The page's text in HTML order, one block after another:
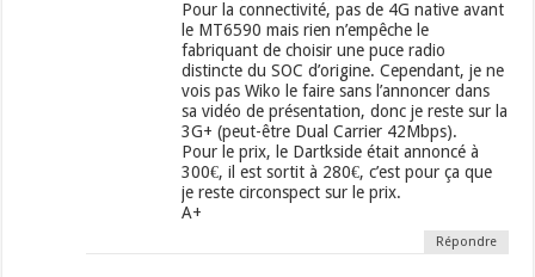
Pour la connectivité, pas de 4G native avant
le MT6590 mais rien n’empêche le
fabriquant de choisir une puce radio
distincte du SOC d’origine. Cependant, je ne
vois pas Wiko le faire sans l’annoncer dans
sa vidéo de présentation, donc je reste sur la
3G+ (peut-être Dual Carrier 42Mbps).
Pour le prix, le Dartkside était annoncé à
300€, il est sortit à 280€, c’est pour ça que
je reste circonspect sur le prix.
A+
Répondre